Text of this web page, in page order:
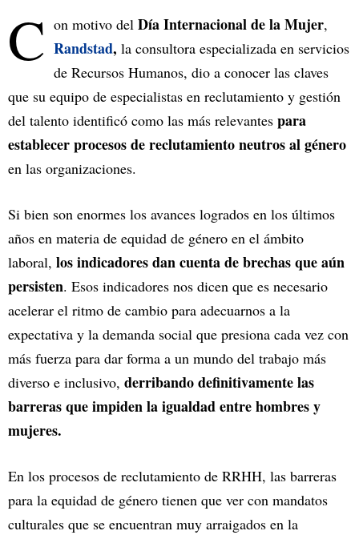
C on motivo del Día Internacional de la Mujer,
Randstad, la consultora especializada en servicios
de Recursos Humanos, dio a conocer las claves
que su equipo de especialistas en reclutamiento y gestión
del talento identificó como las más relevantes para
establecer procesos de reclutamiento neutros al género
en las organizaciones.
Si bien son enormes los avances logrados en los últimos
años en materia de equidad de género en el ámbito
laboral, los indicadores dan cuenta de brechas que aún
persisten. Esos indicadores nos dicen que es necesario
acelerar el ritmo de cambio para adecuarnos a la
expectativa y la demanda social que presiona cada vez con
más fuerza para dar forma a un mundo del trabajo más
diverso e inclusivo, derribando definitivamente las
barreras que impiden la igualdad entre hombres y
mujeres.
En los procesos de reclutamiento de RRHH, las barreras
para la equidad de género tienen que ver con mandatos
culturales que se encuentran muy arraigados en la